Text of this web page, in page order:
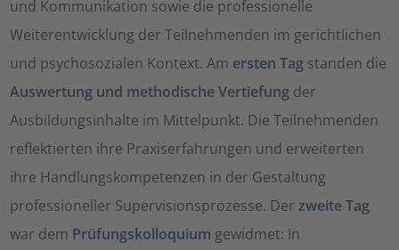
und Kommunikation sowie die professionelle
Weiterentwicklung der Teilnehmenden im gerichtlichen
und psychosozialen Kontext. Am ersten Tag standen die
Auswertung und methodische Vertiefung der
Ausbildungsinhalte im Mittelpunkt. Die Teilnehmenden
reflektierten ihre Praxiserfahrungen und erweiterten
ihre Handlungskompetenzen in der Gestaltung
professioneller Supervisionsprozesse. Derzweite Tag
war dem Prüfungskolloquium gewidmet: In